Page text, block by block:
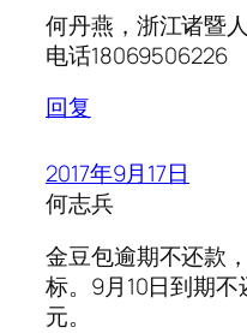
何丹燕，浙江诸暨
电话18069506226
回复
2017年9月17日
何志兵
金豆包逾期不还款
标。9月10日到期
元。